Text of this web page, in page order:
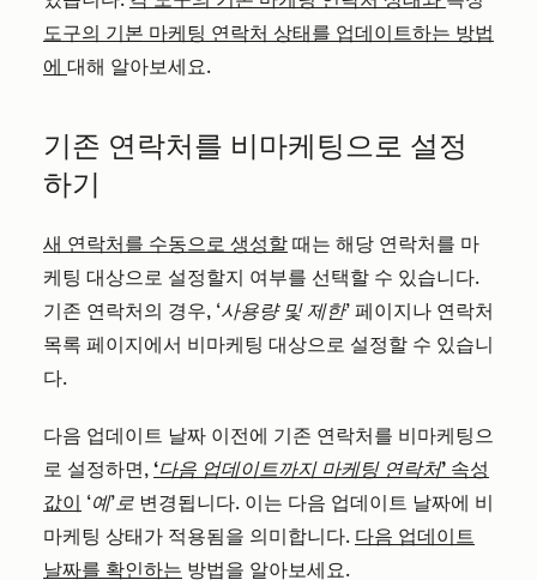
도구의 기본 마케팅 연락처 상태를 업데이트하는 방법
에 대해 알아보세요.
기존 연락처를 비마케팅으로 설정
하기
새 연락처를 수동으로 생성할 때는 해당 연락처를 마
케팅 대상으로 설정할지 여부를 선택할 수 있습니다.
기존 연락처의 경우, ‘사용량 및 제한’ 페이지나 연락처
목록 페이지에서 비마케팅 대상으로 설정할 수 있습니
다.
다음 업데이트 날짜 이전에 기존 연락처를 비마케팅으
로 설정하면, ‘다음 업데이트까지 마케팅 연락처’ 속성
값이 ‘예’로 변경됩니다. 이는 다음 업데이트 날짜에 비
마케팅 상태가 적용됨을 의미합니다. 다음 업데이트
날짜를 확인하는 방법을 알아보세요.